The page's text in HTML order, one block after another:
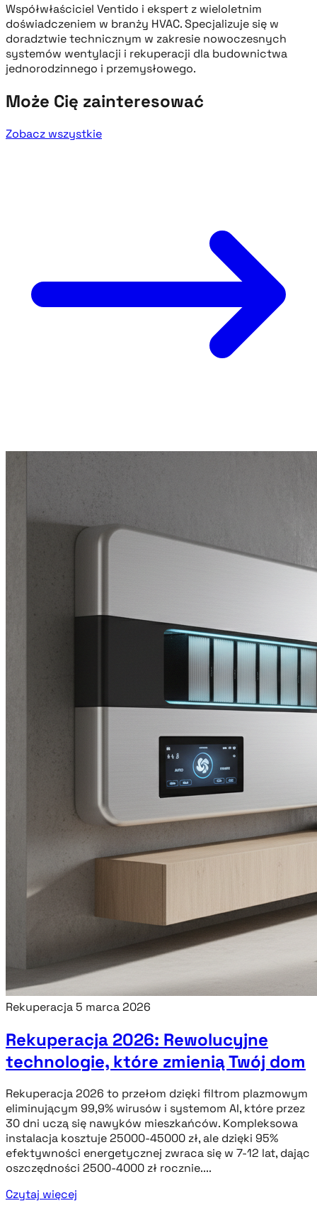
Współwłaściciel Ventido i ekspert z wieloletnim
doświadczeniem w branży HVAC. Specjalizuje się w
doradztwie technicznym w zakresie nowoczesnych
systemów wentylacji i rekuperacji dla budownictwa
jednorodzinnego i przemysłowego.
Może Cię zainteresować
Zobacz wszystkie
Rekuperacja5 marca 2026
Rekuperacja 2026: Rewolucyjne
technologie, które zmienią Twój dom
Rekuperacja 2026 to przełom dzięki filtrom plazmowym
eliminującym 99,9% wirusów i systemom AI, które przez
30 dni uczą się nawyków mieszkańców. Kompleksowa
instalacja kosztuje 25000-45000 zł, ale dzięki 95%
efektywności energetycznej zwraca się w 7-12 lat, dając
oszczędności 2500-4000 zł rocznie....
Czytaj więcej